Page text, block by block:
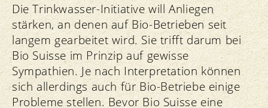
Die Trinkwasser-Initiative will Anliegen
stärken, an denen auf Bio-Betrieben seit
langem gearbeitet wird. Sie trifft darum bei
Bio Suisse im Prinzip auf gewisse
Sympathien. Je nach Interpretation können
sich allerdings auch für Bio-Betriebe einige
Probleme stellen. Bevor Bio Suisse eine